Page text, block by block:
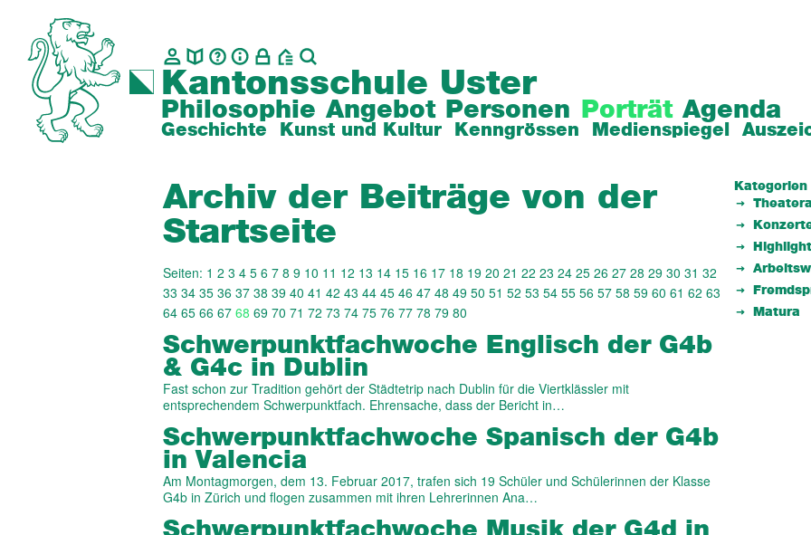
Kantonsschule Uster
Philosophie Angebot Personen Porträt
Geschichte Kunst und Kultur Kenngrössen Medienspiegel
Agenda
Archiv der Beiträge von der
Startseite
Seiten: 1 2 3 4 5 6 7 8 9 10 11 12 13 14 15 16 17 18 19 20 21 22 23 24 25 26 27 28 29 30 31 32
33 34 35 36 37 38 39 40 41 42 43 44 45 46 47 48 49 50 51 52 53 54 55 56 57 58 59 60 61 62 63
64 65 66 67 68 69 70 71 72 73 74 75 76 77 78 79 80
Schwer­punkt­fach­woche Englisch der G4b
& G4c in Dublin
Fast schon zur Tradition gehört der Städtetrip nach Dublin für die Viertklässler mit
entsprechendem Schwerpunktfach. Ehrensache, dass der Bericht in…
Schwer­punkt­fach­woche Spanisch der G4b
in Valencia
Am Montagmorgen, dem 13. Februar 2017, trafen sich 19 Schüler und Schülerinnen der Klasse
G4b in Zürich und flogen zusammen mit ihren Lehrerinnen Ana…
Kategorien
Matura